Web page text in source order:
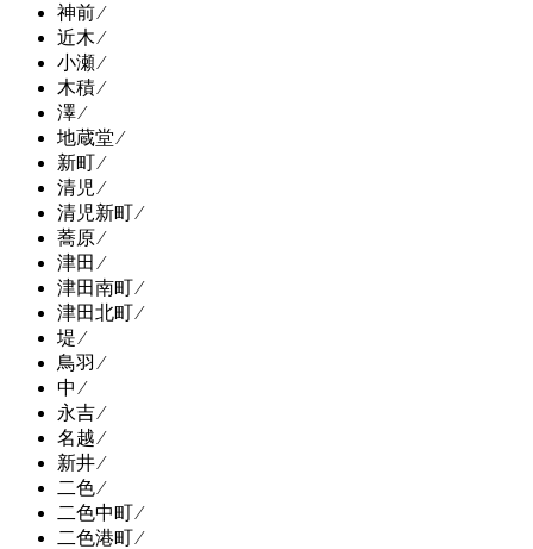
神前 ⁄
近木 ⁄
小瀬 ⁄
木積 ⁄
澤 ⁄
地蔵堂 ⁄
新町 ⁄
清児 ⁄
清児新町 ⁄
蕎原 ⁄
津田 ⁄
津田南町 ⁄
津田北町 ⁄
堤 ⁄
鳥羽 ⁄
中 ⁄
永吉 ⁄
名越 ⁄
新井 ⁄
二色 ⁄
二色中町 ⁄
二色港町 ⁄